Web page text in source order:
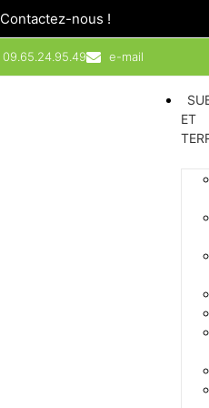
Contactez-nous !
09.65.24.95.49 e-mail
ET